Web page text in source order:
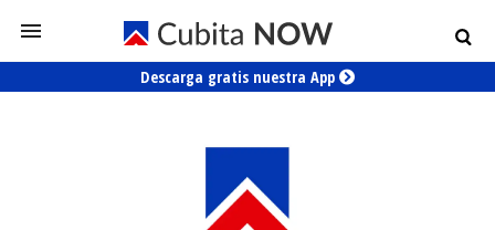
Descarga gratis nuestra App